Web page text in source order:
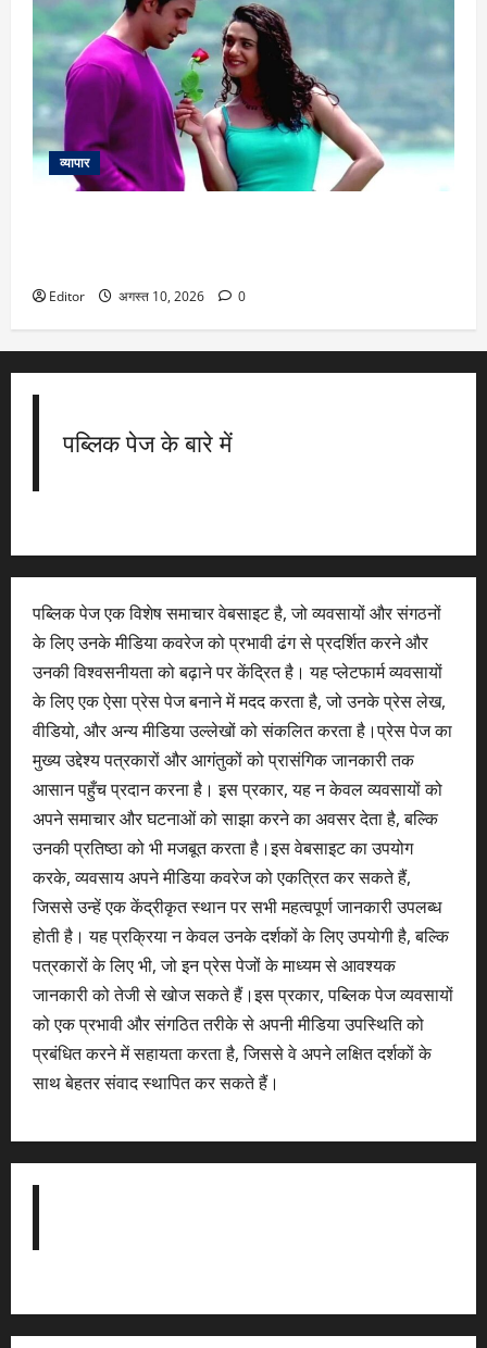
व्यापार
Editor अगस्त 10, 2026 0
पब्लिक पेज के बारे में
पब्लिक पेज एक विशेष समाचार वेबसाइट है, जो व्यवसायों और संगठनों
के लिए उनके मीडिया कवरेज को प्रभावी ढंग से प्रदर्शित करने और
उनकी विश्वसनीयता को बढ़ाने पर केंद्रित है। यह प्लेटफार्म व्यवसायों
के लिए एक ऐसा प्रेस पेज बनाने में मदद करता है, जो उनके प्रेस लेख,
वीडियो, और अन्य मीडिया उल्लेखों को संकलित करता है।प्रेस पेज का
मुख्य उद्देश्य पत्रकारों और आगंतुकों को प्रासंगिक जानकारी तक
आसान पहुँच प्रदान करना है। इस प्रकार, यह न केवल व्यवसायों को
अपने समाचार और घटनाओं को साझा करने का अवसर देता है, बल्कि
उनकी प्रतिष्ठा को भी मजबूत करता है।इस वेबसाइट का उपयोग
करके, व्यवसाय अपने मीडिया कवरेज को एकत्रित कर सकते हैं,
जिससे उन्हें एक केंद्रीकृत स्थान पर सभी महत्वपूर्ण जानकारी उपलब्ध
होती है। यह प्रक्रिया न केवल उनके दर्शकों के लिए उपयोगी है, बल्कि
पत्रकारों के लिए भी, जो इन प्रेस पेजों के माध्यम से आवश्यक
जानकारी को तेजी से खोज सकते हैं।इस प्रकार, पब्लिक पेज व्यवसायों
को एक प्रभावी और संगठित तरीके से अपनी मीडिया उपस्थिति को
प्रबंधित करने में सहायता करता है, जिससे वे अपने लक्षित दर्शकों के
साथ बेहतर संवाद स्थापित कर सकते हैं।